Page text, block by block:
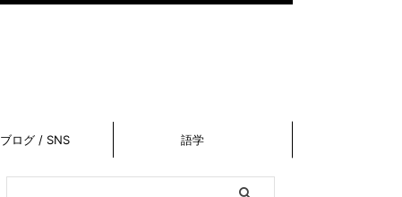
ブログ / SNS 語学